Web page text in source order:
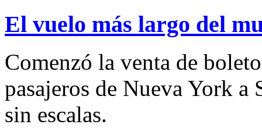
El vuelo más largo del
Comenzó la venta de
pasajeros de Nueva York
sin escalas.